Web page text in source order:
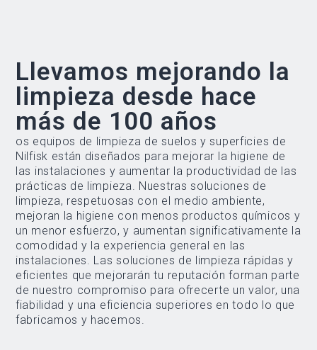
Llevamos mejorando la
limpieza desde hace
más de 100 años
os equipos de limpieza de suelos y superficies de
Nilfisk están diseñados para mejorar la higiene de
las instalaciones y aumentar la productividad de las
prácticas de limpieza. Nuestras soluciones de
limpieza, respetuosas con el medio ambiente,
mejoran la higiene con menos productos químicos y
un menor esfuerzo, y aumentan significativamente la
comodidad y la experiencia general en las
instalaciones. Las soluciones de limpieza rápidas y
eficientes que mejorarán tu reputación forman parte
de nuestro compromiso para ofrecerte un valor, una
fiabilidad y una eficiencia superiores en todo lo que
fabricamos y hacemos.